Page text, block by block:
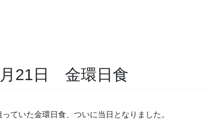
21日 金環日食
っていた金環日食、ついに当日となりました。